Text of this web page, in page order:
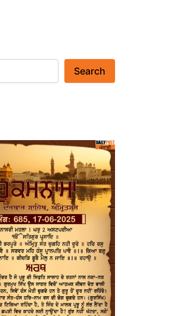
Search